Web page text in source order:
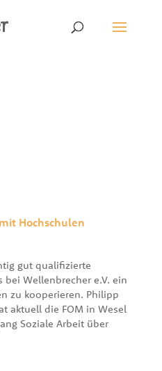
Hochschulen
gut qualifizierte
bei Wellenbrecher e.V. ein
zu kooperieren. Philipp
aktuell die FOM in Wesel
Soziale Arbeit über